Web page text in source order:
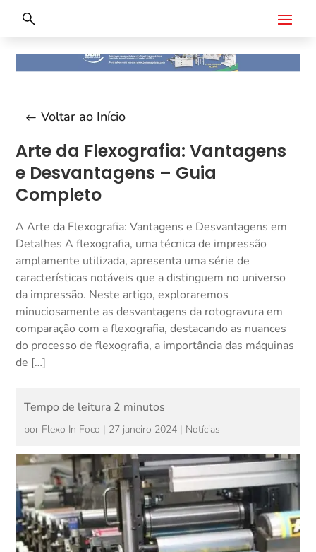
Voltar ao Início
Arte da Flexografia: Vantagens
e Desvantagens – Guia
Completo
A Arte da Flexografia: Vantagens e Desvantagens em
Detalhes A flexografia, uma técnica de impressão
amplamente utilizada, apresenta uma série de
características notáveis que a distinguem no universo
da impressão. Neste artigo, exploraremos
minuciosamente as desvantagens da rotogravura em
comparação com a flexografia, destacando as nuances
do processo de flexografia, a importância das máquinas
de […]
por Flexo In Foco | 27 janeiro 2024 | Notícias